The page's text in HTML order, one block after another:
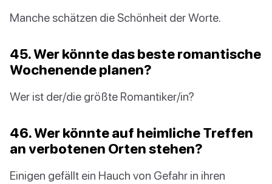
Manche schätzen die Schönheit der Worte.
45. Wer könnte das beste romantische
Wochenende planen?
Wer ist der/die größte Romantiker/in?
46. Wer könnte auf heimliche Treffen
an verbotenen Orten stehen?
Einigen gefällt ein Hauch von Gefahr in ihren